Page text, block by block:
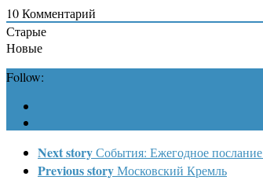
10Комментарий
Старые
Новые
Follow:
Next storyСобытия: Ежегодное
Previous storyМосковский Кремль